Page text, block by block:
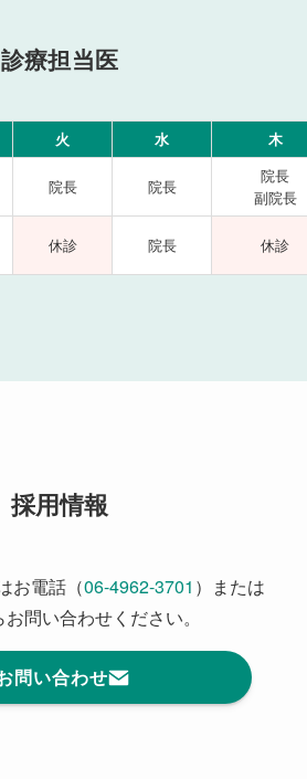
診療担当医
火 水
木
院長 院長
院長
副院長
休診 院長 休診
採用情報
お電話（06-4962-3701 ）または
問い合わせください。
問い合わせ